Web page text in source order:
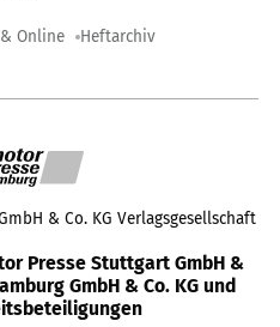
Online Heftarchiv
& Co. KG Verlagsgesellschaft
Presse Stuttgart GmbH &
GmbH & Co. KG und